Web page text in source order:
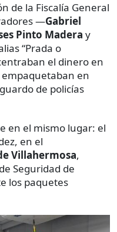
de la Fiscalía General
—Gabriel
Pinto Madera y
“Prada o
el dinero en
en
de policías
en el mismo lugar: el
en el
Villahermosa,
Seguridad de
los paquetes